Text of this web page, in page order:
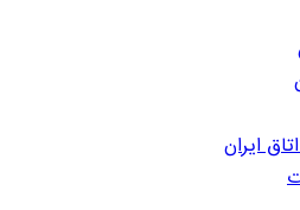
ایران